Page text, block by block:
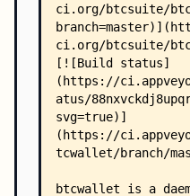
│   ├──
│   ├──
│   ├──
│   ├──
│   ├──
│   ├──
│   ├──
│   ├──
│   ├──
│   ├──